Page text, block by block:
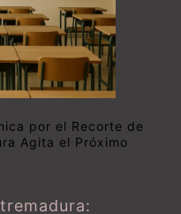
por el Recorte de
Agita el Próximo